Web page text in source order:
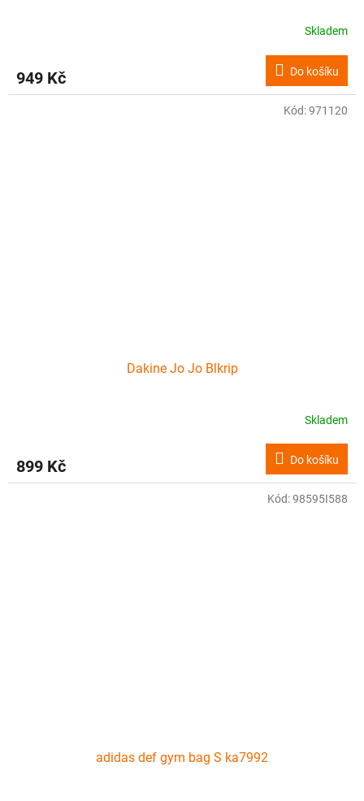
Skladem
949 Kč Do košíku
Dakine Jo Jo Blkrip
Skladem
899 Kč Do košíku
Kód:971120
adidas def gym bag S ka7992
Kód:98595I588